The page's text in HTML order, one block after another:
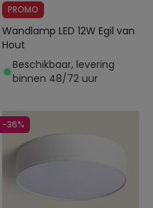
PROMO
Wandlamp LED 12W Egil van
Hout
Beschikbaar, levering
binnen 48/72 uur
-36%